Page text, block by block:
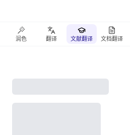
润色 翻译 文献翻译 文档翻译